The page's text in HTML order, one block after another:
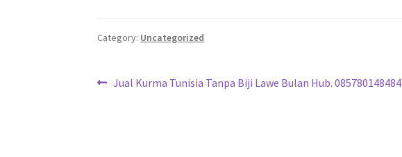
Category: Uncategorized
Jual Kurma Tunisia Tanpa Biji Lawe Bulan Hub. 085780148484